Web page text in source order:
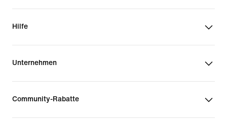
Hilfe
Unternehmen
Community-Rabatte